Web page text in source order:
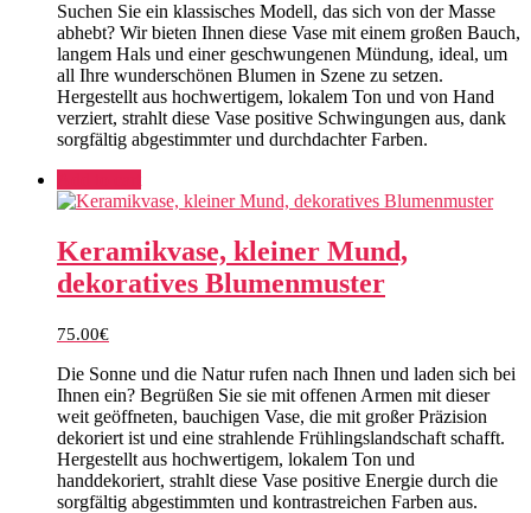
Suchen Sie ein klassisches Modell, das sich von der Masse
abhebt? Wir bieten Ihnen diese Vase mit einem großen Bauch,
langem Hals und einer geschwungenen Mündung, ideal, um
all Ihre wunderschönen Blumen in Szene zu setzen.
Hergestellt aus hochwertigem, lokalem Ton und von Hand
verziert, strahlt diese Vase positive Schwingungen aus, dank
sorgfältig abgestimmter und durchdachter Farben.
Keramikvase, kleiner Mund,
dekoratives Blumenmuster
75.00€
Die Sonne und die Natur rufen nach Ihnen und laden sich bei
Ihnen ein? Begrüßen Sie sie mit offenen Armen mit dieser
weit geöffneten, bauchigen Vase, die mit großer Präzision
dekoriert ist und eine strahlende Frühlingslandschaft schafft.
Hergestellt aus hochwertigem, lokalem Ton und
handdekoriert, strahlt diese Vase positive Energie durch die
sorgfältig abgestimmten und kontrastreichen Farben aus.